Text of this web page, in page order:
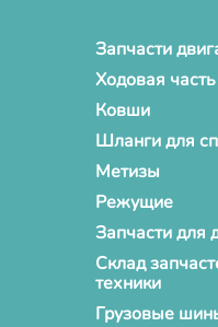
Запчасти
Ходовая
Ковши
Шланги для
Метизы
Режущие
Запчасти для
Склад
техники
Грузовые